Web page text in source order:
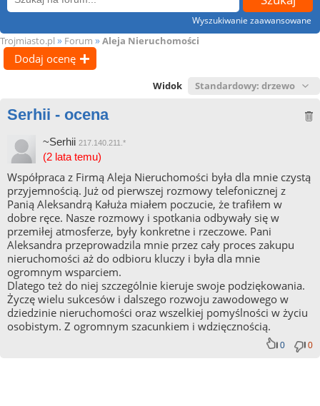
Wyszukiwanie zaawansowane
Trojmiasto.pl » Forum » Aleja Nieruchomości
Dodaj ocenę
Widok
Serhii - ocena
~Serhii 217.140.211.*
(2 lata temu)
Współpraca z Firmą Aleja Nieruchomości była dla mnie czystą
przyjemnością. Już od pierwszej rozmowy telefonicznej z
Panią Aleksandrą Kałuża miałem poczucie, że trafiłem w
dobre ręce. Nasze rozmowy i spotkania odbywały się w
przemiłej atmosferze, były konkretne i rzeczowe. Pani
Aleksandra przeprowadzila mnie przez cały proces zakupu
nieruchomości aż do odbioru kluczy i była dla mnie
ogromnym wsparciem.
Dlatego też do niej szczególnie kieruje swoje podziękowania.
Życzę wielu sukcesów i dalszego rozwoju zawodowego w
dziedzinie nieruchomości oraz wszelkiej pomyślności w życiu
osobistym. Z ogromnym szacunkiem i wdzięcznością.
0 0